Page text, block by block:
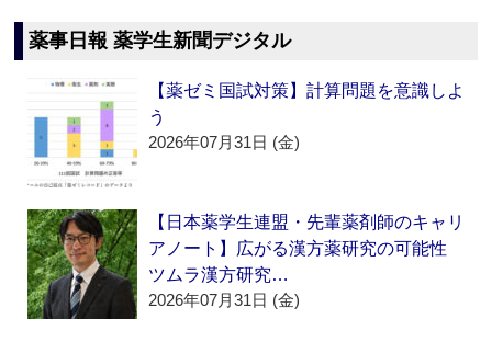
薬事日報 薬学生新聞デジタル
【薬ゼミ国試対策】計算問題を意識しよ
う
2026年07月31日 (金)
【日本薬学生連盟・先輩薬剤師のキャリ
アノート】広がる漢方薬研究の可能性
ツムラ漢方研究…
2026年07月31日 (金)